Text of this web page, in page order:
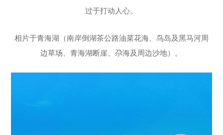
过于打动人心。
相片于青海湖（南岸倒湖茶公路油菜花海、鸟岛及黑马河周
边草场、青海湖断崖、尕海及周边沙地）。